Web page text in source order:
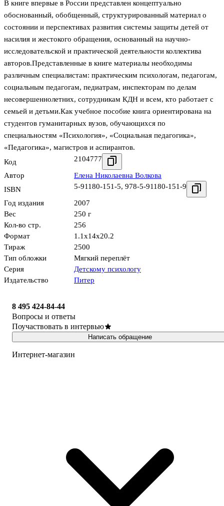
В книге впервые в России представлен концептуально
обоснованный, обобщенный, структурированный материал о
состоянии и перспективах развития системы защиты детей от
насилия и жестокого обращения, основанный на научно-
исследовательской и практической деятельности коллектива
авторов.Представленные в книге материалы необходимы
различным специалистам: практическим психологам, педагогам,
социальным педагогам, педиатрам, инспекторам по делам
несовершеннолетних, сотрудникам КДН и всем, кто работает с
семьей и детьми.Как учебное пособие книга ориентирована на
студентов гуманитарных вузов, обучающихся по
специальностям «Психология», «Социальная педагогика»,
«Педагогика», магистров и аспирантов.
Код
2104777
Автор
Елена Николаевна Волкова
ISBN
5-91180-151-5, 978-5-91180-151-9
Год издания
2007
Вес
250 г
Кол-во стр.
256
Формат
1.1x14x20.2
Тираж
2500
Тип обложки
Мягкий переплёт
Серия
Детскому психологу
Издательство
Питер
8 495 424-84-44
Вопросы и ответы
Поучаствовать в интервью
Написать обращение
Интернет-магазин